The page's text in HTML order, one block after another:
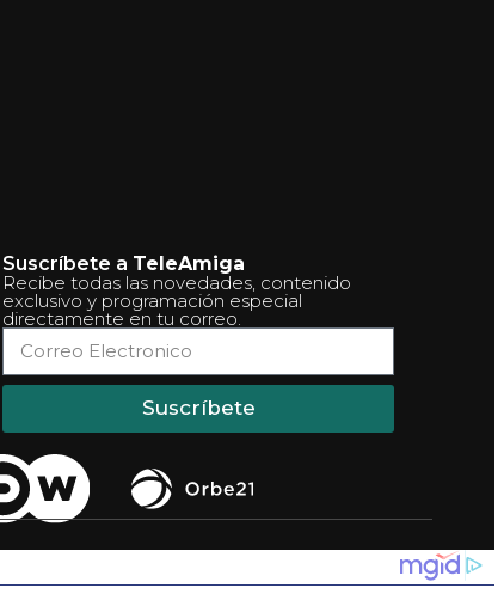
Suscríbete a TeleAmiga
Recibe todas las novedades, contenido
exclusivo y programación especial
directamente en tu correo.
Suscríbete